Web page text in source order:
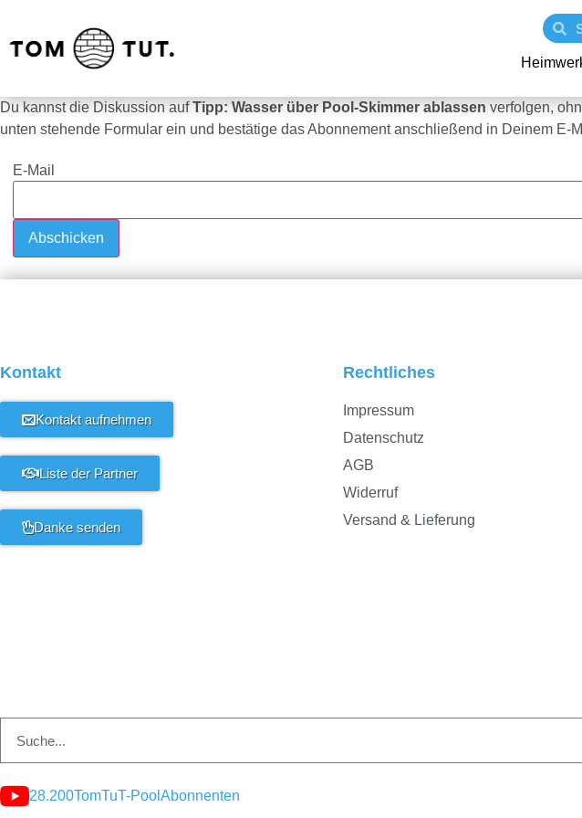
Du kannst die Diskussion aufTipp: Wasser über Pool-Skimmer ablassen verfolgen,
unten stehende Formular ein und bestätige das Abonnement anschließend in Deinem E-
E-Mail
Kontakt
Kontakt aufnehmen
Liste der Partner
Danke senden
Rechtliches
Impressum
Datenschutz
AGB
Widerruf
Versand & Lieferung
28.200TomTuT-Pool Abonnenten